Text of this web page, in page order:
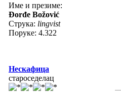
Име и презиме:
Đorđe Božović
Струка: lingvist
Поруке: 4.322
Нескафица
староседелац